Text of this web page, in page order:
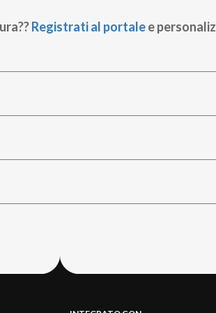
Registrati al portalee